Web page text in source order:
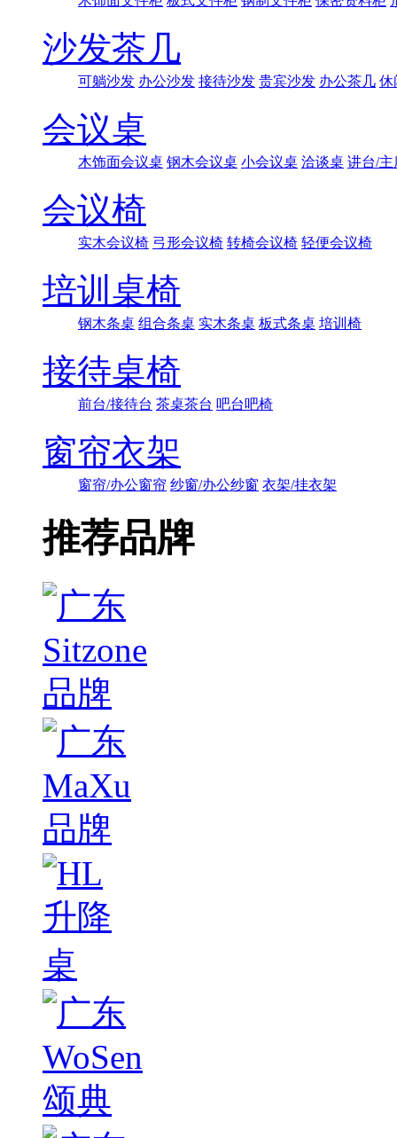
沙发茶几
可躺沙发 办公沙发 接待沙发 贵宾沙发 办公茶几 休
会议桌
木饰面会议桌 钢木会议桌 小会议桌 洽谈桌 讲台/主
会议椅
实木会议椅 弓形会议椅 转椅会议椅 轻便会议椅
培训桌椅
钢木条桌 组合条桌 实木条桌 板式条桌 培训椅
接待桌椅
前台/接待台 茶桌茶台 吧台吧椅
窗帘衣架
窗帘/办公窗帘 纱窗/办公纱窗 衣架/挂衣架
推荐品牌